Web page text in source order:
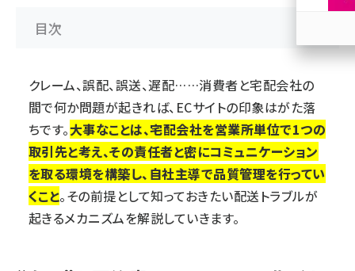
目次
クレーム、誤配、誤送、遅配……消費者と宅配会社の
間で何か問題が起きれば、ECサイトの印象はがた落
ちです。大事なことは、宅配会社を営業所単位で1つの
取引先と考え、その責任者と密にコミュニケーション
を取る環境を構築し、自社主導で品質管理を行ってい
くこと。その前提として知っておきたい配送トラブルが
起きるメカニズムを解説していきます。
参